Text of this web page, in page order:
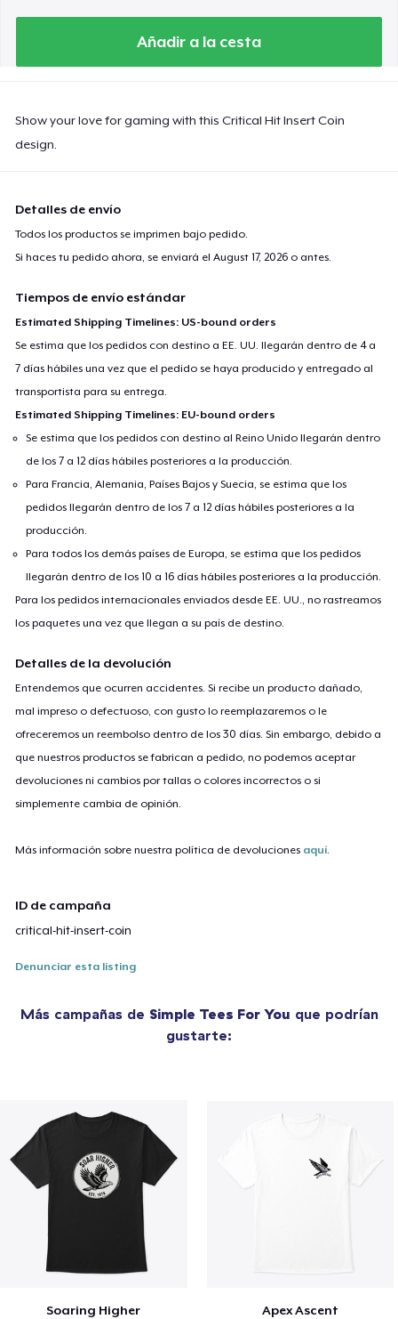
Añadir a la cesta
Show your love for gaming with this Critical Hit Insert Coin
design.
Detalles de envío
Todos los productos se imprimen bajo pedido.
Si haces tu pedido ahora, se enviará elAugust 17, 2026 o antes.
Tiempos de envío estándar
Estimated Shipping Timelines: US-bound orders
Se estima que los pedidos con destino a EE. UU. llegarán dentro de 4 a
7 días hábiles una vez que el pedido se haya producido y entregado al
transportista para su entrega.
Estimated Shipping Timelines: EU-bound orders
Se estima que los pedidos con destino al Reino Unido llegarán dentro
de los 7 a 12 días hábiles posteriores a la producción.
Para Francia, Alemania, Países Bajos y Suecia, se estima que los
pedidos llegarán dentro de los 7 a 12 días hábiles posteriores a la
producción.
Para todos los demás países de Europa, se estima que los pedidos
llegarán dentro de los 10 a 16 días hábiles posteriores a la producción.
Para los pedidos internacionales enviados desde EE. UU., no rastreamos
los paquetes una vez que llegan a su país de destino.
Detalles de la devolución
Entendemos que ocurren accidentes. Si recibe un producto dañado,
mal impreso o defectuoso, con gusto lo reemplazaremos o le
ofreceremos un reembolso dentro de los 30 días. Sin embargo, debido a
que nuestros productos se fabrican a pedido, no podemos aceptar
devoluciones ni cambios por tallas o colores incorrectos o si
simplemente cambia de opinión.
Más información sobre nuestra política de devoluciones aquí
ID de campaña
critical-hit-insert-coin
Denunciar esta listing
Más campañas de Simple Tees For You que podrían
gustarte:
Soaring Higher Apex Ascent